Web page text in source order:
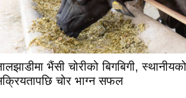
भैंसी चोरीको बिगबिगी, स्थानीयको
चोर भाग्न सफल